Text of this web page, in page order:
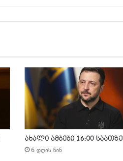
ახალი ამბები 16:00 საათზე
6 დღის წინ